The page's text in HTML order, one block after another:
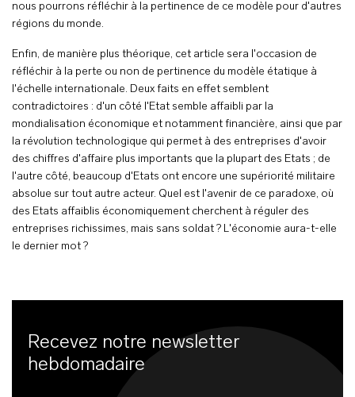
nous pourrons réfléchir à la pertinence de ce modèle pour d'autres
régions du monde.
Enfin, de manière plus théorique, cet article sera l'occasion de
réfléchir à la perte ou non de pertinence du modèle étatique à
l'échelle internationale. Deux faits en effet semblent
contradictoires : d'un côté l'Etat semble affaibli par la
mondialisation économique et notamment financière, ainsi que par
la révolution technologique qui permet à des entreprises d'avoir
des chiffres d'affaire plus importants que la plupart des Etats ; de
l'autre côté, beaucoup d'Etats ont encore une supériorité militaire
absolue sur tout autre acteur. Quel est l'avenir de ce paradoxe, où
des Etats affaiblis économiquement cherchent à réguler des
entreprises richissimes, mais sans soldat ? L'économie aura-t-elle
le dernier mot ?
Recevez notre newsletter
hebdomadaire